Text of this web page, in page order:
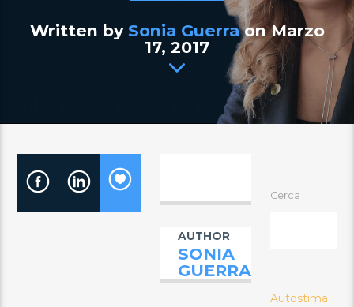
Written by Sonia Guerraon Marzo
17, 2017
AUTHOR
SONIA
GUERRA
Cerca
Autostima